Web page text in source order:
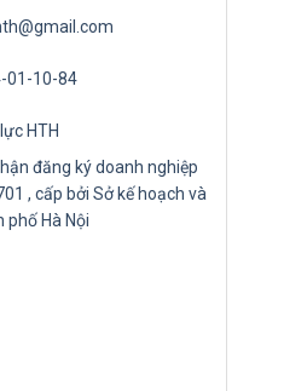
01-10-84
HTH
đăng ký doanh nghiệp
, cấp bởi Sở kế hoạch và
phố Hà Nội